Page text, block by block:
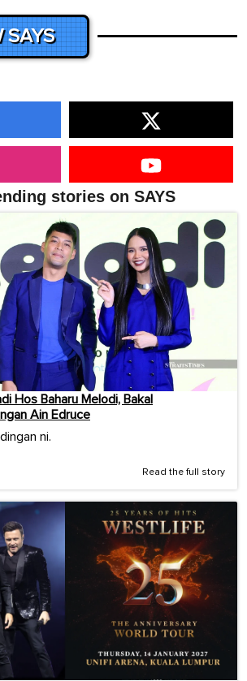
SAYS
stories on SAYS
Hos Baharu Melodi, Bakal
Ain Edruce
ni.
Read the full story